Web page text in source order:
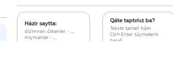
Házir saytta:
dizimnen ótkenler - ...,
miymanlar - ...
Qáte taptıńız ba?
Tekstti tanlań hám
Ctrl+Enter túymelerin
basıń.